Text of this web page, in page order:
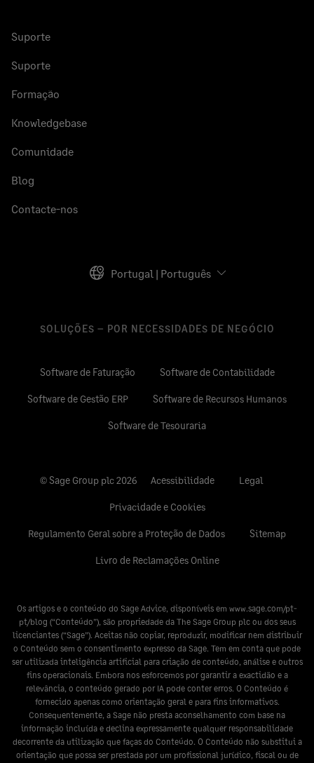
Suporte
Suporte
Formação
Knowledgebase
Comunidade
Blog
Contacte-nos
Portugal | Português
SOLUÇÕES – POR NECESSIDADES DE NEGÓCIO
Software de Faturação Software de Contabilidade
Software de Gestão ERP Software de Recursos Humanos
Software de Tesouraria
© Sage Group plc 2026 Acessibilidade Legal
Privacidade e Cookies
Regulamento Geral sobre a Proteção de Dados Sitemap
Livro de Reclamações Online
Os artigos e o conteúdo do Sage Advice, disponíveis em www.sage.com/pt-
pt/blog (“Conteúdo”), são propriedade da The Sage Group plc ou dos seus
licenciantes (“Sage”). Aceitas não copiar, reproduzir, modificar nem distribuir
o Conteúdo sem o consentimento expresso da Sage. Tem em conta que pode
ser utilizada inteligência artificial para criação de conteúdo, análise e outros
fins operacionais. Embora nos esforcemos por garantir a exactidão e a
relevância, o conteúdo gerado por IA pode conter erros. O Conteúdo é
fornecido apenas como orientação geral e para fins informativos.
Consequentemente, a Sage não presta aconselhamento com base na
informação incluída e declina expressamente qualquer responsabilidade
decorrente da utilização que faças do Conteúdo. O Conteúdo não substitui a
orientação que possa ser prestada por um profissional jurídico, fiscal ou de